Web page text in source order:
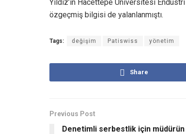
Yıldız’ın Hacettepe Üniversitesi
özgeçmiş bilgisi de yalanlanmıştı.
Tags: değişim Patiswiss yönetim
Share
Previous Post
Denetimli serbestlik için